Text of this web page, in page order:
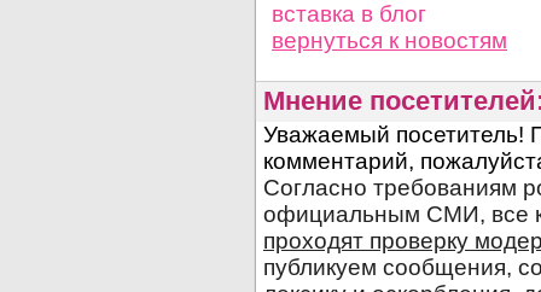
вставка в блог
вернуться к новостям
Мнение